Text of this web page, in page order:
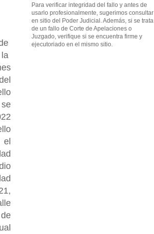
el
Para verificar integridad del fallo y antes de
usarlo profesionalmente, sugerimos consultar
en sitio del Poder Judicial. Además, si se trata
de un fallo de Corte de Apelaciones o
Juzgado, verifique si se encuentra firme y
ejecutoriado en el mismo sitio.